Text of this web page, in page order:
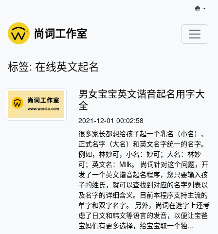
尚词工作室
标签: 在线英文起名
男女宝宝英文谐音起名用字大
全
2021-12-01 00:02:58
很多家长都想给孩子起一个乳名（小名）、
正式名字（大名）和英文名字统一的名字。
例如，林妙可，小名：妙可；大名：林妙
可；英文名：Milk。 尚词针对这个问题，开
发了一个英文谐音起名程序，您只要输入孩
子的姓氏，就可以查找到对应的名字列表以
及名字的详细含义。目前本程序支持主流的
单字和双字名字。 另外，尚词在选字上还考
虑了日文和韩文等语言的发音，以便让宝爸
宝妈们有更多选择，给宝宝取一个独...